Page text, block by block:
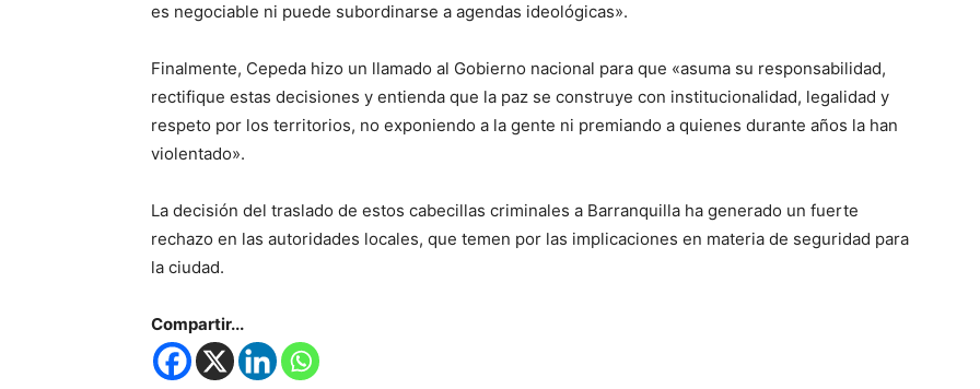
es negociable ni puede subordinarse a agendas ideológicas».
Finalmente, Cepeda hizo un llamado al Gobierno nacional para que «asuma su responsabilidad,
rectifique estas decisiones y entienda que la paz se construye con institucionalidad, legalidad y
respeto por los territorios, no exponiendo a la gente ni premiando a quienes durante años la han
violentado».
La decisión del traslado de estos cabecillas criminales a Barranquilla ha generado un fuerte
rechazo en las autoridades locales, que temen por las implicaciones en materia de seguridad para
la ciudad.
Compartir...